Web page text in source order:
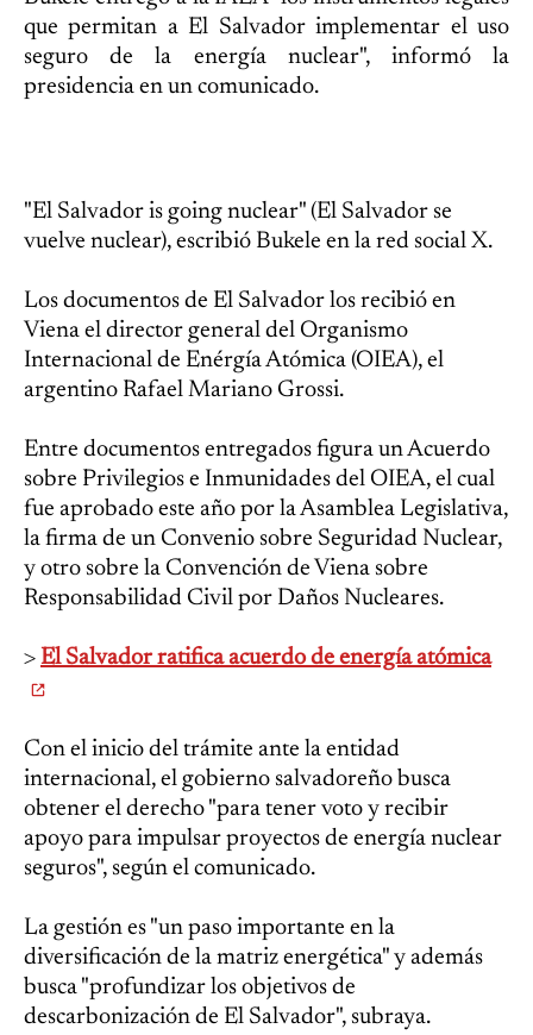
que permitan a El Salvador implementar el uso
seguro de la energía nuclear", informó la
presidencia en un comunicado.
"El Salvador is going nuclear" (El Salvador se
vuelve nuclear), escribió Bukele en la red social X.
Los documentos de El Salvador los recibió en
Viena el director general del Organismo
Internacional de Enérgía Atómica (OIEA), el
argentino Rafael Mariano Grossi.
Entre documentos entregados figura un Acuerdo
sobre Privilegios e Inmunidades del OIEA, el cual
fue aprobado este año por la Asamblea Legislativa,
la firma de un Convenio sobre Seguridad Nuclear,
y otro sobre la Convención de Viena sobre
Responsabilidad Civil por Daños Nucleares.
> El Salvador ratifica acuerdo de energía atómica
Con el inicio del trámite ante la entidad
internacional, el gobierno salvadoreño busca
obtener el derecho "para tener voto y recibir
apoyo para impulsar proyectos de energía nuclear
seguros", según el comunicado.
La gestión es "un paso importante en la
diversificación de la matriz energética" y además
busca "profundizar los objetivos de
descarbonización de El Salvador", subraya.